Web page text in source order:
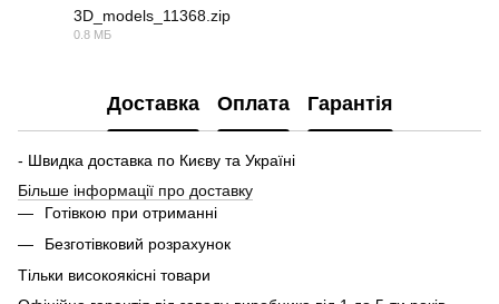
3D_models_11368.zip
0.8 МБ
Доставка Оплата Гарантія
- Швидка доставка по Києву та Україні
Більше інформації про доставку
Готівкою при отриманні
Безготівковий розрахунок
Тільки високоякісні товари